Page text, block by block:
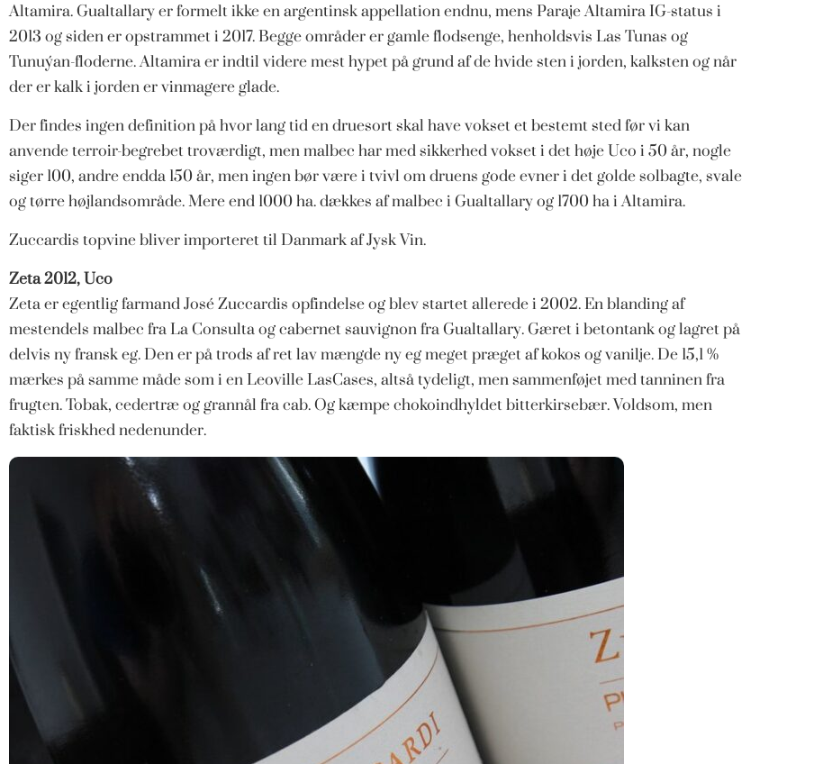
Altamira. Gualtallary er formelt ikke en argentinsk appellation endnu, mens Paraje Altamira IG-status i
2013 og siden er opstrammet i 2017. Begge områder er gamle flodsenge, henholdsvis Las Tunas og
Tunuýan-floderne. Altamira er indtil videre mest hypet på grund af de hvide sten i jorden, kalksten og når
der er kalk i jorden er vinmagere glade.
Der findes ingen definition på hvor lang tid en druesort skal have vokset et bestemt sted før vi kan
anvende terroir-begrebet troværdigt, men malbec har med sikkerhed vokset i det høje Uco i 50 år, nogle
siger 100, andre endda 150 år, men ingen bør være i tvivl om druens gode evner i det golde solbagte, svale
og tørre højlandsområde. Mere end 1000 ha. dækkes af malbec i Gualtallary og 1700 ha i Altamira.
Zuccardis topvine bliver importeret til Danmark af Jysk Vin.
Zeta 2012, Uco
Zeta er egentlig farmand José Zuccardis opfindelse og blev startet allerede i 2002. En blanding af
mestendels malbec fra La Consulta og cabernet sauvignon fra Gualtallary. Gæret i betontank og lagret på
delvis ny fransk eg. Den er på trods af ret lav mængde ny eg meget præget af kokos og vanilje. De 15,1 %
mærkes på samme måde som i en Leoville LasCases, altså tydeligt, men sammenføjet med tanninen fra
frugten. Tobak, cedertræ og grannål fra cab. Og kæmpe chokoindhyldet bitterkirsebær. Voldsom, men
faktisk friskhed nedenunder.